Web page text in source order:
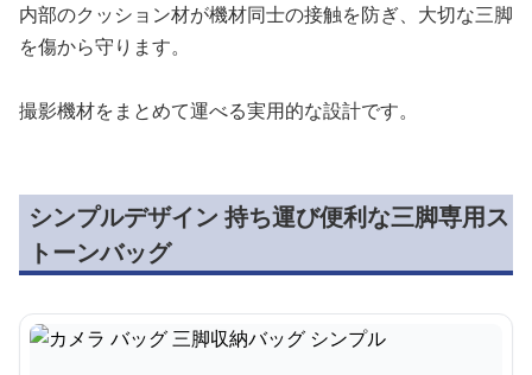
内部のクッション材が機材同士の接触を防ぎ、大切な三脚
を傷から守ります。
撮影機材をまとめて運べる実用的な設計です。
シンプルデザイン 持ち運び便利な三脚専用ス
トーンバッグ